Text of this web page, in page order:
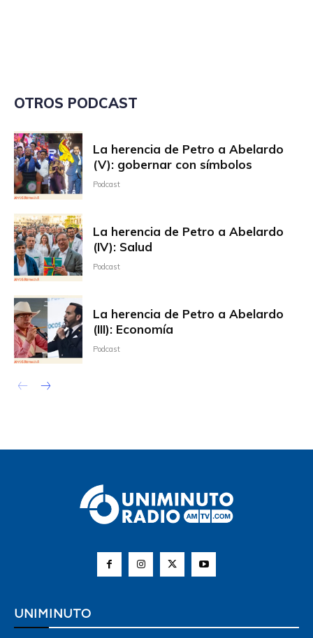
OTROS PODCAST
La herencia de Petro a Abelardo
(V): gobernar con símbolos
Podcast
La herencia de Petro a Abelardo
(IV): Salud
Podcast
La herencia de Petro a Abelardo
(III): Economía
Podcast
UNIMINUTO